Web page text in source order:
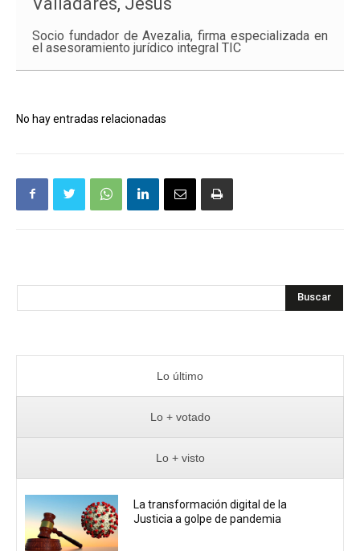
Socio fundador de Avezalia, firma especializada en
el asesoramiento jurídico integral TIC
No hay entradas relacionadas
Buscar
Lo último
Lo + votado
Lo + visto
La transformación digital de la
Justicia a golpe de pandemia